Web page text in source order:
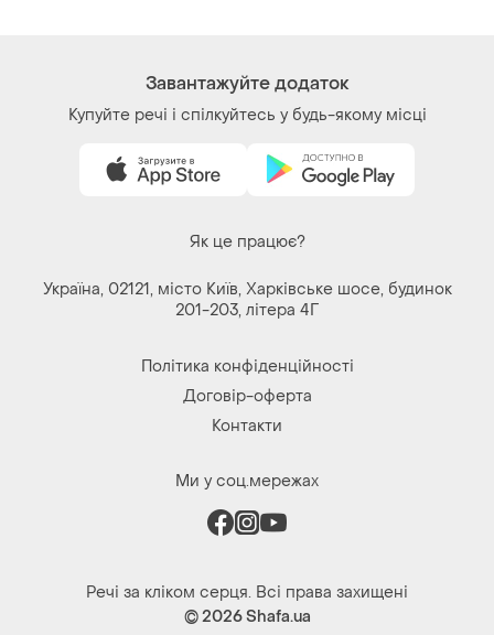
Завантажуйте додаток
Купуйте речі і спілкуйтесь у будь-якому місці
Як це працює?
Україна, 02121, місто Київ, Харківське шосе, будинок
201-203, літера 4Г
Політика конфіденційності
Договір-оферта
Контакти
Ми у соц.мережах
Речі за кліком серця. Всі права захищені
© 2026Shafa.ua